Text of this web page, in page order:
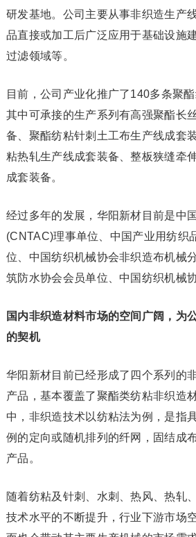
研发基地。公司主要从事非织造生产
品直接或加工后广泛应用于基础设施
过滤领域等。
目前，公司产业化推广了140多条聚
其中可承接的生产系列有高强聚酯长
备、聚酯纺粘针刺土工布生产线成套
粘热轧生产线成套装备、整板狭缝牵
成套装备。
经过多年的发展，华阳新材目前是中
(CNTAC)理事单位、中国产业用纺织
位、中国纺织机械协会非织造布机械
筑防水协会会员单位、中国纺织机械
国内非织造材料市场的空间广阔，为
的契机
华阳新材目前已经形成了四个系列的
产品，基本覆盖了聚酯类纺粘非织造
中，非织造技术以纺粘法为例，是指
例的定向或随机排列的纤网，固结成
产品。
随着纺粘及针刺、水刺、热风、热轧
技术水平的不断提升，行业下游市场